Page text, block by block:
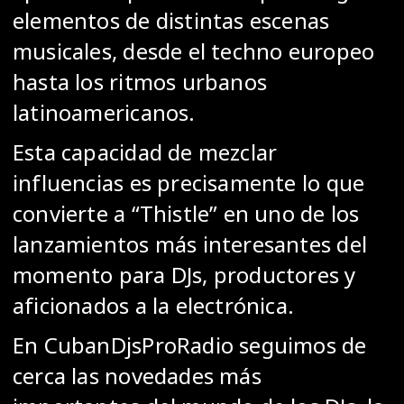
elementos de distintas escenas
musicales, desde el techno europeo
hasta los ritmos urbanos
latinoamericanos.
Esta capacidad de mezclar
influencias es precisamente lo que
convierte a “Thistle” en uno de los
lanzamientos más interesantes del
momento para DJs, productores y
aficionados a la electrónica.
En CubanDjsProRadio seguimos de
cerca las novedades más